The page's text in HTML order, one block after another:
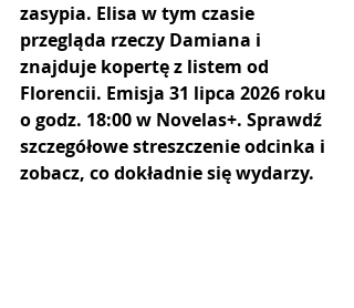
zasypia. Elisa w tym czasie
przegląda rzeczy Damiana i
znajduje kopertę z listem od
Florencii. Emisja 31 lipca 2026 roku
o godz. 18:00 w Novelas+. Sprawdź
szczegółowe streszczenie odcinka i
zobacz, co dokładnie się wydarzy.